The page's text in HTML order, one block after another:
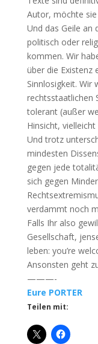
Autor, möchte
Und das Geile an
politisch oder
kommen. Wir
über die Existenz
Sinnlosigkeit. Wir
rechtsstaatlichen
tolerant (außer
Hinsicht,
Und trotz
mindesten
gegen jede
sich gegen
verdammt noch
Falls Ihr also
Gesellschaft,
leben: you’re
Ansonsten geht
———-
Eure PORTER
Teilen mit: